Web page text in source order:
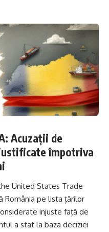
Acuzații de
împotriva
United States Trade
România pe lista țărilor
injuste față de
a stat la baza deciziei